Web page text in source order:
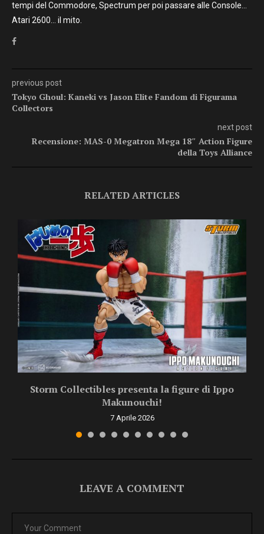
tempi del Commodore, Spectrum per poi passare alle Console…
Atari 2600… il mito.
previous post
Tokyo Ghoul: Kaneki vs Jason Elite Fandom di Figurama
Collectors
next post
Recensione: MAS-0 Megatron Mega 18″ Action Figure
della Toys Alliance
RELATED ARTICLES
Storm Collectibles presenta la figure di Ippo
Makunouchi!
7 Aprile 2026
LEAVE A COMMENT